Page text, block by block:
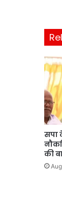
सपा
की